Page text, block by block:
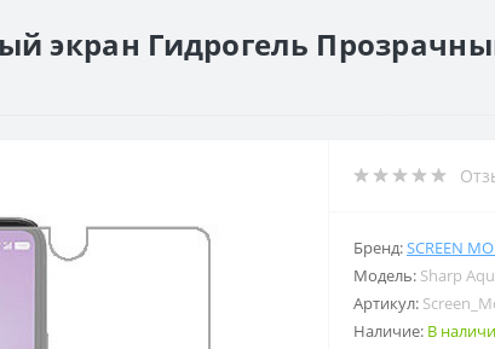
экран Гидрогель
Бренд:SCREEN
Модель: Sharp
Артикул:
Наличие: В